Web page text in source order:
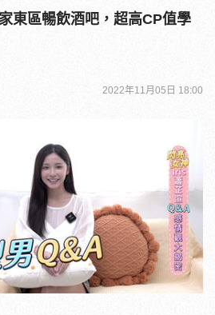
東區暢飲酒吧，超高CP值學
2022年11月05日 18:00